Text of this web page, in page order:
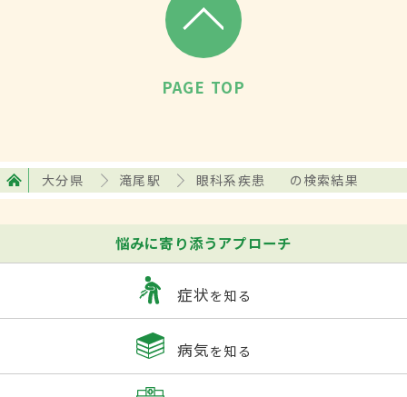
PAGE TOP
大分県 滝尾駅 眼科系疾患 の検索結果
悩みに寄り添うアプローチ
症状を知る
病気を知る